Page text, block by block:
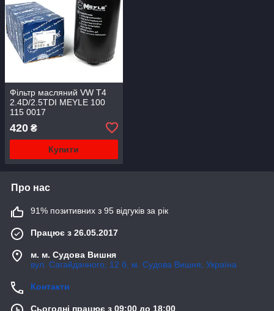
Фільтр масляний VW T4
2.4D/2.5TDI MEYLE 100
115 0017
420 ₴
Купити
Про нас
91% позитивних з 95 відгуків за рік
Працює з 26.05.2017
м. м. Судова Вишня
вул. Сагайдачного, 12 б, м. Судова Вишня, Україна
Контакти
Сьогодні працює з 09:00 до 18:00